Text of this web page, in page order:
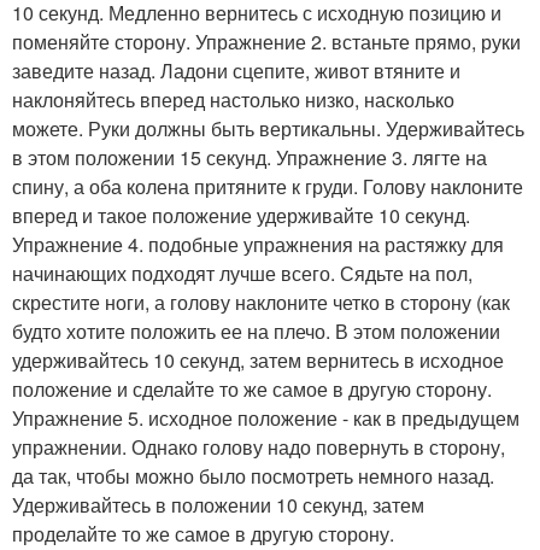
10 секунд. Медленно вернитесь с исходную позицию и
поменяйте сторону. Упражнение 2. встаньте прямо, руки
заведите назад. Ладони сцепите, живот втяните и
наклоняйтесь вперед настолько низко, насколько
можете. Руки должны быть вертикальны. Удерживайтесь
в этом положении 15 секунд. Упражнение 3. лягте на
спину, а оба колена притяните к груди. Голову наклоните
вперед и такое положение удерживайте 10 секунд.
Упражнение 4. подобные упражнения на растяжку для
начинающих подходят лучше всего. Сядьте на пол,
скрестите ноги, а голову наклоните четко в сторону (как
будто хотите положить ее на плечо. В этом положении
удерживайтесь 10 секунд, затем вернитесь в исходное
положение и сделайте то же самое в другую сторону.
Упражнение 5. исходное положение - как в предыдущем
упражнении. Однако голову надо повернуть в сторону,
да так, чтобы можно было посмотреть немного назад.
Удерживайтесь в положении 10 секунд, затем
проделайте то же самое в другую сторону.